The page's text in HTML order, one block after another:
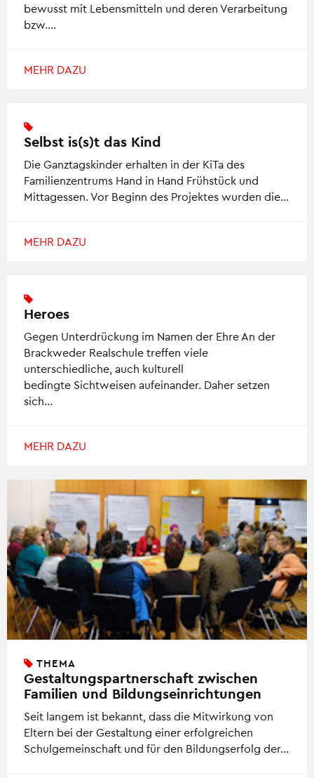
bewusst mit Lebensmitteln und deren Verarbeitung
bzw….
MEHR DAZU
Selbst is(s)t das Kind
Die Ganztagskinder erhalten in der KiTa des
Familienzentrums Hand in Hand Frühstück und
Mittagessen. Vor Beginn des Projektes wurden die…
MEHR DAZU
Heroes
Gegen Unterdrückung im Namen der Ehre An der
Brackweder Realschule treffen viele
unterschiedliche, auch kulturell
bedingte Sichtweisen aufeinander. Daher setzen
sich…
MEHR DAZU
THEMA
Gestaltungspartnerschaft zwischen
Familien und Bildungseinrichtungen
Seit langem ist bekannt, dass die Mitwirkung von
Eltern bei der Gestaltung einer erfolgreichen
Schulgemeinschaft und für den Bildungserfolg der…